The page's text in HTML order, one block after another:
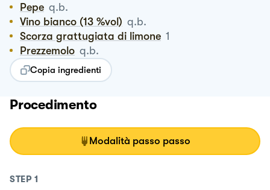
Pepe q.b.
Vino bianco (13 %vol) q.b.
Scorza grattugiata di limone 1
Prezzemolo q.b.
Copia ingredienti
Procedimento
Modalità passo passo
STEP 1